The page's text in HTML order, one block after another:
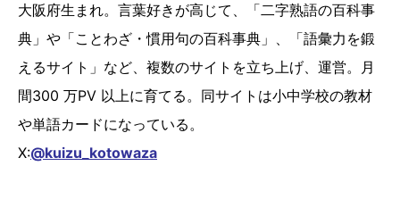
大阪府生まれ。言葉好きが高じて、「二字熟語の百科事
典」や「ことわざ・慣用句の百科事典」、「語彙力を鍛
えるサイト」など、複数のサイトを立ち上げ、運営。月
間300 万PV 以上に育てる。同サイトは小中学校の教材
や単語カードになっている。
X:@kuizu_kotowaza